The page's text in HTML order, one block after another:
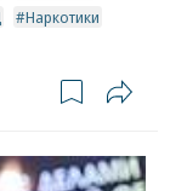
Наркотики